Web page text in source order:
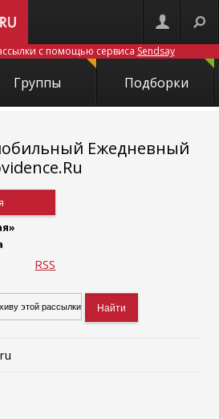
с помощью сервиса Sendsay
Группы Подборки
Ежедневный
RSS